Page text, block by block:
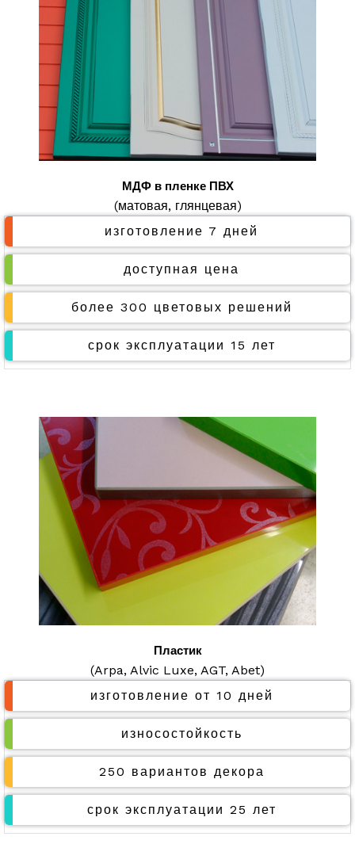
МДФ в пленке ПВХ
(матовая, глянцевая)
изготовление 7 дней
доступная цена
более 300 цветовых решений
срок эксплуатации 15 лет
Пластик
(Arpa, Alvic Luxe, AGT, Abet)
изготовление от 10 дней
износостойкость
250 вариантов декора
срок эксплуатации 25 лет